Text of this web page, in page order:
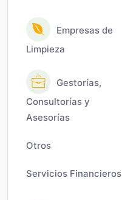
Empresas de
Limpieza
Gestorías,
Consultorías y
Asesorías
Otros
Servicios Financieros